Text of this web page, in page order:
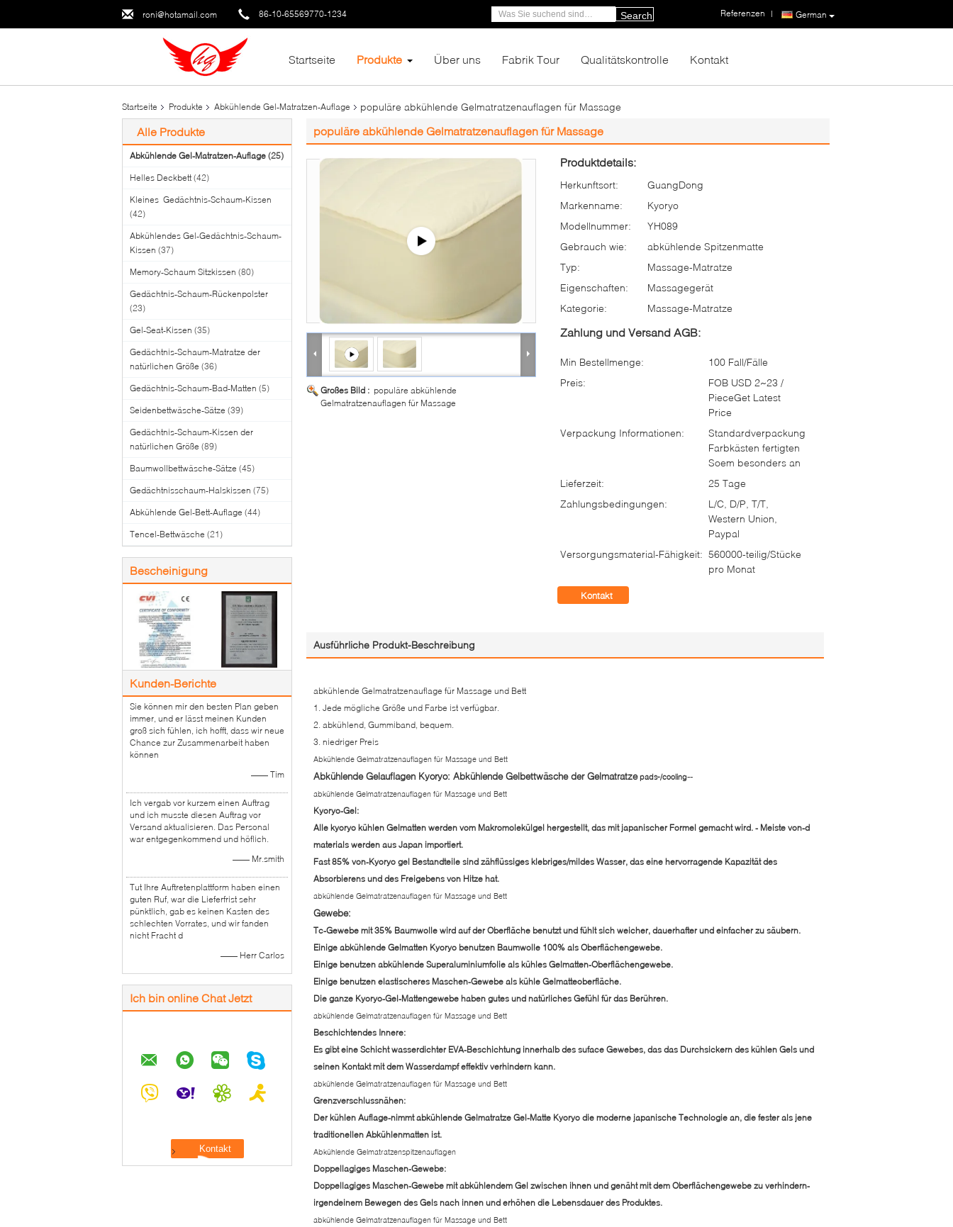
roni@hotamail.com 86-10-65569770-1234 German
Referenzen |
Search
Startseite Produkte Über uns Fabrik Tour Qualitätskontrolle Kontakt
Startseite Produkte Abkühlende Gel-Matratzen-Auflage populäre abkühlende Gelmatratzenauflagen für Massage
Alle Produkte
Abkühlende Gel-Matratzen-Auflage (25)
Helles Deckbett (42)
Kleines Gedächtnis-Schaum-Kissen
(42)
Abkühlendes Gel-Gedächtnis-Schaum-
Kissen (37)
Memory-Schaum Sitzkissen (80)
Gedächtnis-Schaum-Rückenpolster
(23)
Gel-Seat-Kissen (35)
Gedächtnis-Schaum-Matratze der
natürlichen Größe (36)
Gedächtnis-Schaum-Bad-Matten (5)
Seidenbettwäsche-Sätze (39)
Gedächtnis-Schaum-Kissen der
natürlichen Größe (89)
Baumwollbettwäsche-Sätze (45)
Gedächtnisschaum-Halskissen (75)
Abkühlende Gel-Bett-Auflage (44)
Tencel-Bettwäsche (21)
Bescheinigung
Kunden-Berichte
Sie können mir den besten Plan geben
immer, und er lässt meinen Kunden
groß sich fühlen, ich hofft, dass wir neue
Chance zur Zusammenarbeit haben
können
—— Tim
Ich vergab vor kurzem einen Auftrag
und ich musste diesen Auftrag vor
Versand aktualisieren. Das Personal
war entgegenkommend und höflich.
—— Mr.smith
Tut Ihre Auftretenplattform haben einen
guten Ruf, war die Lieferfrist sehr
pünktlich, gab es keinen Kasten des
schlechten Vorrates, und wir fanden
nicht Fracht d
—— Herr Carlos
Ich bin online Chat Jetzt
populäre abkühlende Gelmatratzenauflagen für Massage
Großes Bild : populäre abkühlende
Gelmatratzenauflagen für Massage
Produktdetails:
Herkunftsort:
GuangDong
Markenname:
Kyoryo
Modellnummer:
YH089
Gebrauch wie:
abkühlende Spitzenmatte
Typ:
Massage-Matratze
Eigenschaften:
Massagegerät
Kategorie:
Massage-Matratze
Zahlung und Versand AGB:
Min Bestellmenge:
100 Fall/Fälle
Preis:
FOB USD 2~23 /
PieceGet Latest
Price
Verpackung Informationen:
Standardverpackung
Farbkästen fertigten
Soem besonders an
Lieferzeit:
25 Tage
Zahlungsbedingungen:
L/C, D/P, T/T,
Western Union,
Paypal
Versorgungsmaterial-Fähigkeit: 560000-teilig/Stücke
pro Monat
Kontakt
Ausführliche Produkt-Beschreibung
abkühlende Gelmatratzenauflage für Massage und Bett
1. Jede mögliche Größe und Farbe ist verfügbar.
2. abkühlend, Gummiband, bequem.
3. niedriger Preis
Abkühlende Gelmatratzenauflagen für Massage und Bett
Abkühlende Gelauflagen Kyoryo: Abkühlende Gelbettwäsche der Gelmatratzepads-/cooling--
abkühlende Gelmatratzenauflagen für Massage und Bett
Kyoryo-Gel:
Alle kyoryo kühlen Gelmatten werden vom Makromolekülgel hergestellt, das mit japanischer Formel gemacht wird. - Meiste von-d
materials werden aus Japan importiert.
Fast 85% von-Kyoryo gel Bestandteile sind zähflüssiges klebriges/mildes Wasser, das eine hervorragende Kapazität des
Absorbierens und des Freigebens von Hitze hat.
abkühlende Gelmatratzenauflagen für Massage und Bett
Gewebe:
Tc-Gewebe mit 35% Baumwolle wird auf der Oberfläche benutzt und fühlt sich weicher, dauerhafter und einfacher zu säubern.
Einige abkühlende Gelmatten Kyoryo benutzen Baumwolle 100% als Oberflächengewebe.
Einige benutzen abkühlende Superaluminiumfolie als kühles Gelmatten-Oberflächengewebe.
Einige benutzen elastischeres Maschen-Gewebe als kühle Gelmatteoberfläche.
Die ganze Kyoryo-Gel-Mattengewebe haben gutes und natürliches Gefühl für das Berühren.
abkühlende Gelmatratzenauflagen für Massage und Bett
Beschichtendes Innere:
Es gibt eine Schicht wasserdichter EVA-Beschichtung innerhalb des suface Gewebes, das das Durchsickern des kühlen Gels und
seinen Kontakt mit dem Wasserdampf effektiv verhindern kann.
abkühlende Gelmatratzenauflagen für Massage und Bett
Grenzverschlussnähen:
Der kühlen Auflage-nimmt abkühlende Gelmatratze Gel-Matte Kyoryo die moderne japanische Technologie an, die fester als jene
traditionellen Abkühlenmatten ist.
Abkühlende Gelmatratzenspitzenauflagen
Doppellagiges Maschen-Gewebe:
Doppellagiges Maschen-Gewebe mit abkühlendem Gel zwischen ihnen und genäht mit dem Oberflächengewebe zu verhindern-
irgendeinem Bewegen des Gels nach innen und erhöhen die Lebensdauer des Produktes.
abkühlende Gelmatratzenauflagen für Massage und Bett